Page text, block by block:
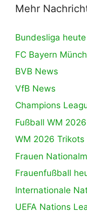
Mehr
Bundesliga heute
FC Bayern
BVB News
VfB News
Champions
Fußball WM
WM 2026 Trikots
Frauen
Frauenfußball
Internationale
UEFA Nations